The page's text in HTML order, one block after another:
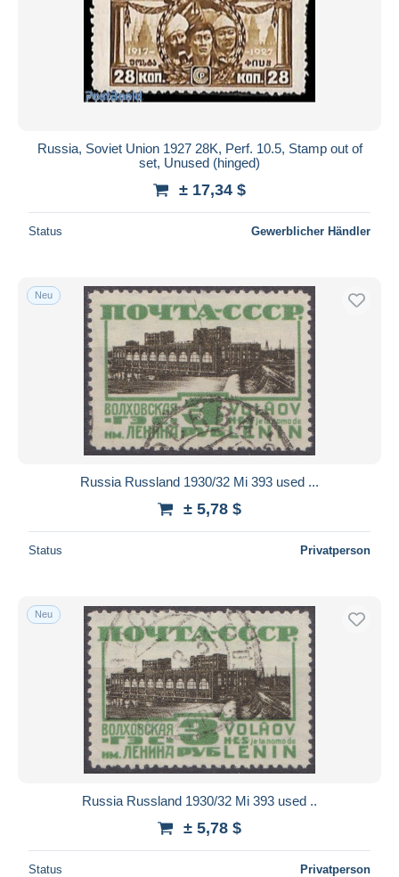
Russia, Soviet Union 1927 28K, Perf. 10.5, Stamp out of
set, Unused (hinged)
± 17,34 $
Status Gewerblicher Händler
Neu
Russia Russland 1930/32 Mi 393 used ...
± 5,78 $
Status Privatperson
Neu
Russia Russland 1930/32 Mi 393 used ..
± 5,78 $
Status Privatperson